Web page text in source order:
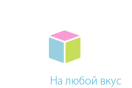
На любой вкус